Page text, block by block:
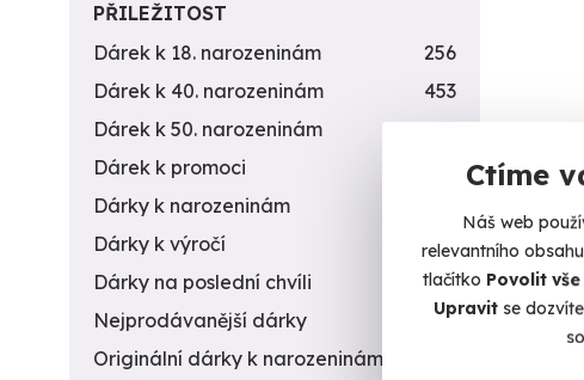
Ctíme
Náš web
relevantního
tlačítko Povolit vše
Upravitse
zbraní
Z každé
(+ 28
PŘILEŽITOST
Dárek k 18. narozeninám
256
Dárek k 40. narozeninám
453
Dárek k 50. narozeninám
378
Dárek k promoci
Dárky k narozeninám
Dárky k výročí
294
Dárky na poslední chvíli
450
Nejprodávanější dárky
56
Originální dárky k narozeninám